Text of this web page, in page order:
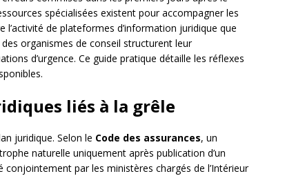
spécialisées existent pour accompagner les
de plateformes d’information juridique que
organismes de conseil structurent leur
d’urgence. Ce guide pratique détaille les réflexes
liés à la grêle
juridique. Selon le Code des assurances, un
naturelle uniquement après publication d’un
conjointement par les ministères chargés de l’Intérieur